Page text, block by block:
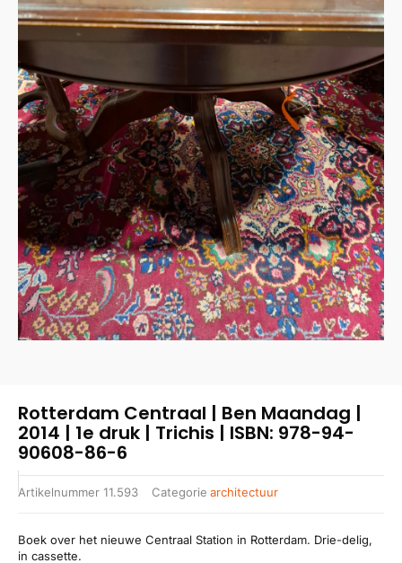
Rotterdam Centraal | Ben Maandag |
2014 | 1e druk | Trichis | ISBN: 978-94-
90608-86-6
Artikelnummer 11.593 Categorie architectuur
Boek over het nieuwe Centraal Station in Rotterdam. Drie-delig,
in cassette.